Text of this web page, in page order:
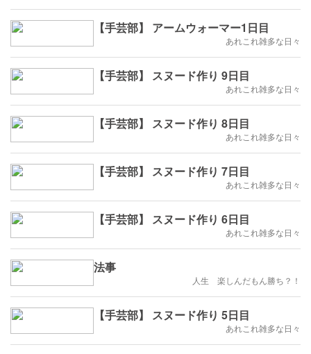
【手芸部】 アームウォーマー1日目
あれこれ雑多な日々
【手芸部】 スヌード作り 9日目
あれこれ雑多な日々
【手芸部】 スヌード作り 8日目
あれこれ雑多な日々
【手芸部】 スヌード作り 7日目
あれこれ雑多な日々
【手芸部】 スヌード作り 6日目
あれこれ雑多な日々
法事
人生 楽しんだもん勝ち？！
【手芸部】 スヌード作り 5日目
あれこれ雑多な日々